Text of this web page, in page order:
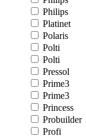
Philips
Platinet
Polaris
Polti
Polti
Pressol
Prime3
Prime3
Princess
Probuilder
Profi